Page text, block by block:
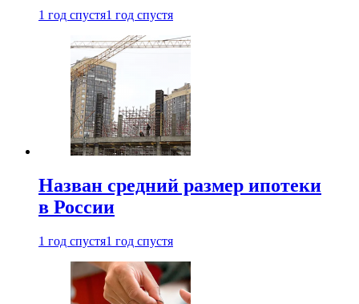
1 год спустя1 год спустя
Назван средний размер ипотеки
в России
1 год спустя1 год спустя